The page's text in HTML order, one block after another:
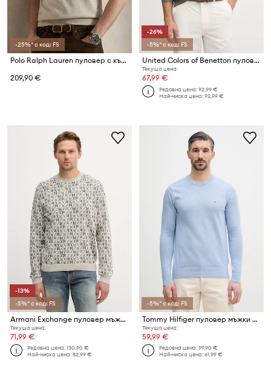
-25%* с код: FS
Polo Ralph Lauren пуловер с къси ръкави мъжки от памук
209,90 €
-26%
-5%* с код: FS
United Colors of Benetton пуловер мъжки с добавен лен
Текуща цена:
67,99 €
Редовна цена:92,99 €
Най-ниска цена:92,99 €
-13%
-5%* с код: FS
Armani Exchange пуловер мъжки от памук
Текуща цена:
71,99 €
Редовна цена:130,90 €
Най-ниска цена:82,99 €
-5%* с код: FS
Tommy Hilfiger пуловер мъжки от памук
Текуща цена:
59,99 €
Редовна цена:99,90 €
Най-ниска цена:61,99 €